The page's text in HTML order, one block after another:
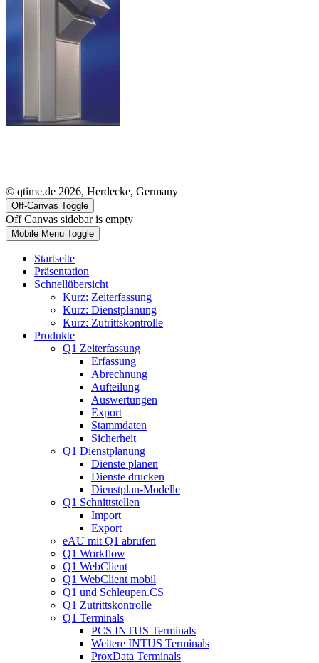
© qtime.de 2026, Herdecke, Germany
Off-Canvas Toggle
Off Canvas sidebar is empty
Mobile Menu Toggle
Startseite
Präsentation
Schnellübersicht
Kurz: Zeiterfassung
Kurz: Dienstplanung
Kurz: Zutrittskontrolle
Produkte
Q1 Zeiterfassung
Erfassung
Abrechnung
Aufteilung
Auswertungen
Export
Stammdaten
Sicherheit
Q1 Dienstplanung
Dienste planen
Dienste drucken
Dienstplan-Modelle
Q1 Schnittstellen
Import
Export
eAU mit Q1 abrufen
Q1 Workflow
Q1 WebClient
Q1 WebClient mobil
Q1 und Schleupen.CS
Q1 Zutrittskontrolle
Q1 Terminals
PCS INTUS Terminals
Weitere INTUS Terminals
ProxData Terminals